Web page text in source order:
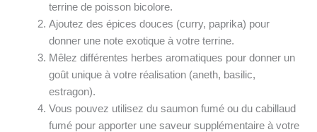
terrine de poisson bicolore.
Ajoutez des épices douces (curry, paprika) pour
donner une note exotique à votre terrine.
Mêlez différentes herbes aromatiques pour donner un
goût unique à votre réalisation (aneth, basilic,
estragon).
Vous pouvez utilisez du saumon fumé ou du cabillaud
fumé pour apporter une saveur supplémentaire à votre